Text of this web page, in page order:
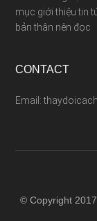
mục giới thiệu tin
bản thân nên đọc
CONTACT
Email:
© Copyright 2017